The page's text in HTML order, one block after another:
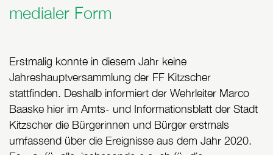
medialer Form
Erstmalig konnte in diesem Jahr keine
Jahreshauptversammlung der FF Kitzscher
stattfinden. Deshalb informiert der Wehrleiter Marco
Baaske hier im Amts- und Informationsblatt der Stadt
Kitzscher die Bürgerinnen und Bürger erstmals
umfassend über die Ereignisse aus dem Jahr 2020.